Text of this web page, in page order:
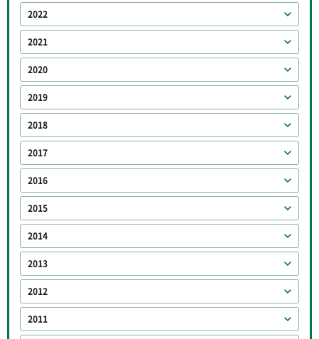
2022
2021
2020
2019
2018
2017
2016
2015
2014
2013
2012
2011